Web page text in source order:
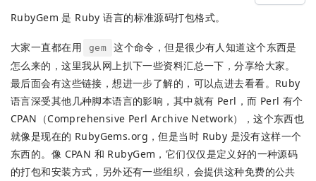
RubyGem 是 Ruby 语言的标准源码打包格式。
大家一直都在用 gem
这个命令，但是很少有人知道这个东西是
怎么来的，这里我从网上扒下一些资料汇总一下，分享给大家。
最后面会有这些链接，想进一步了解的，可以点进去看看。Ruby
语言深受其他几种脚本语言的影响，其中就有 Perl，而 Perl 有个
CPAN（Comprehensive Perl Archive Network），这个东西也
就像是现在的 RubyGems.org，但是当时 Ruby 是没有这样一个
东西的。像 CPAN 和 RubyGem，它们仅仅是定义好的一种源码
的打包和安装方式，另外还有一些组织，会提供这种免费的公共